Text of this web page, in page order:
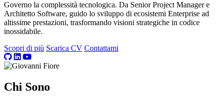
Governo la complessità tecnologica. Da Senior Project Manager e
Architetto Software, guido lo sviluppo di ecosistemi Enterprise ad
altissime prestazioni, trasformando visioni strategiche in codice
inossidabile.
Scopri di più Scarica CV Contattami
Chi Sono